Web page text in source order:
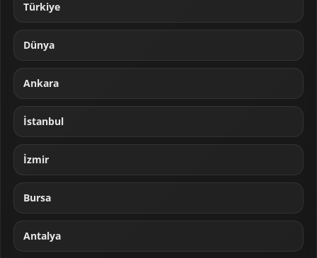
Türkiye
Dünya
Ankara
İstanbul
İzmir
Bursa
Antalya